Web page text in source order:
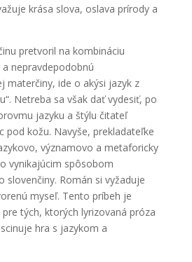
krása slova, oslava prírody a
pretvoril na kombináciu
nepravdepodobnú
materčiny, ide o akýsi jazyk z
Netreba sa však dať vydesiť, po
jazyku a štýlu čitateľ
pod kožu. Navyše, prekladateľke
významovo a metaforicky
vynikajúcim spôsobom
Román si vyžaduje
myseľ. Tento príbeh je
tých, ktorých lyrizovaná próza
hra s jazykom a